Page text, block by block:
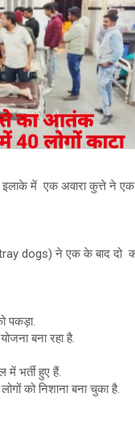
इलाके में एक अवारा कुत्ते ने
dogs) ने एक के बाद दो
पकड़ा.
बना रहा है.
भर्ती हुए हैं.
को निशाना बना चुका है.